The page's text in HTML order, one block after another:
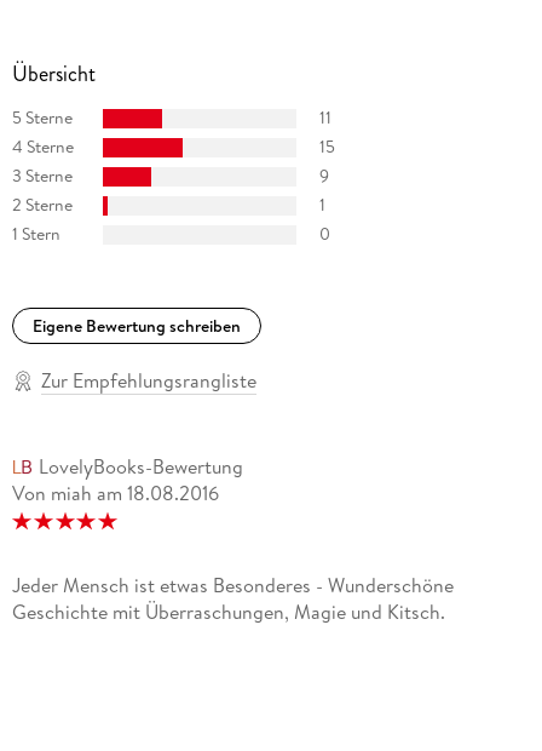
Übersicht
5 Sterne
11
4 Sterne
15
3 Sterne
9
2 Sterne
1
1 Stern
0
Eigene Bewertung schreiben
Zur Empfehlungsrangliste
LovelyBooks-Bewertung
Von miah am 18.08.2016
Jeder Mensch ist etwas Besonderes - Wunderschöne
Geschichte mit Überraschungen, Magie und Kitsch.